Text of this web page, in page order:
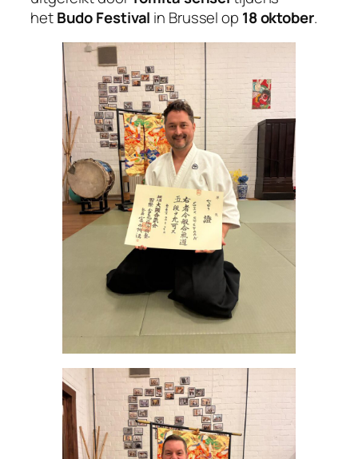
hetBudo Festival in Brussel op 18 oktober.